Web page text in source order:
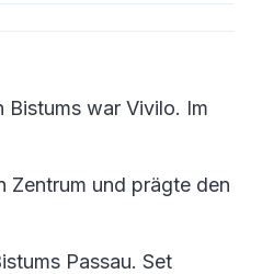
Bistums war Vivilo. Im
Zentrum und prägte den
Passau. Set